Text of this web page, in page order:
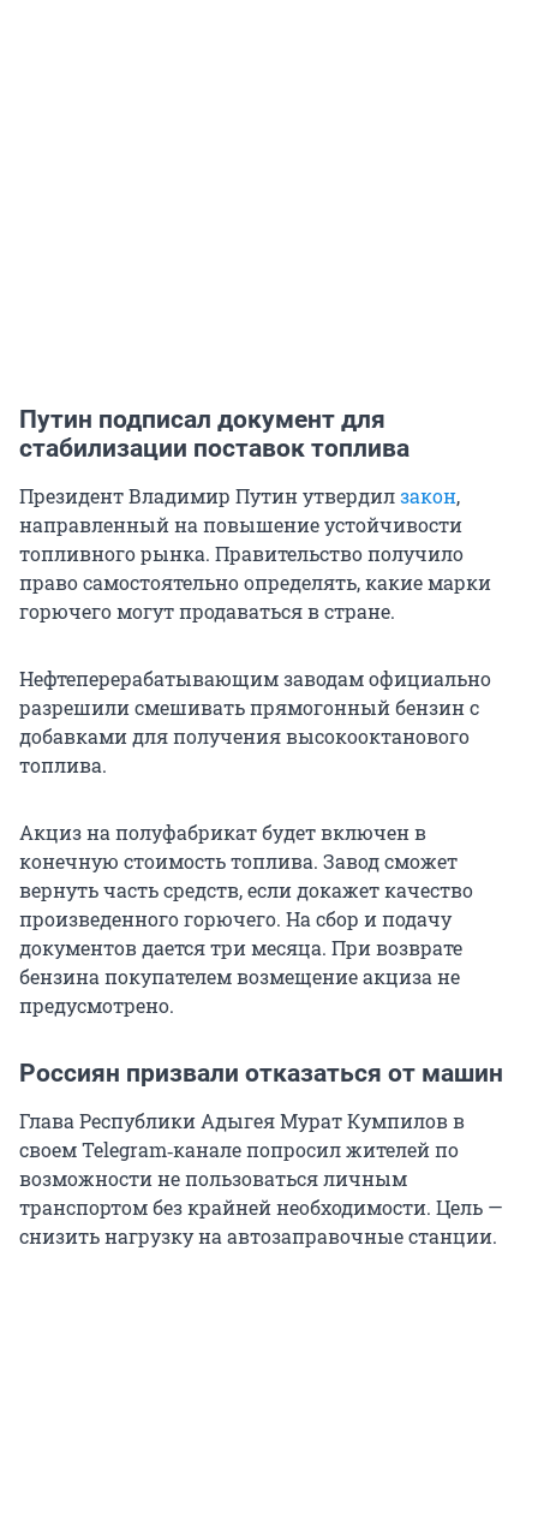
Путин подписал документ для
стабилизации поставок топлива
Президент Владимир Путин утвердилзакон,
направленный на повышение устойчивости
топливного рынка. Правительство получило
право самостоятельно определять, какие марки
горючего могут продаваться в стране.
Нефтеперерабатывающим заводам официально
разрешили смешивать прямогонный бензин с
добавками для получения высокооктанового
топлива.
Акциз на полуфабрикат будет включен в
конечную стоимость топлива. Завод сможет
вернуть часть средств, если докажет качество
произведенного горючего. На сбор и подачу
документов дается три месяца. При возврате
бензина покупателем возмещение акциза не
предусмотрено.
Россиян призвали отказаться от машин
Глава Республики Адыгея Мурат Кумпилов в
своем Telegram‑канале попросил жителей по
возможности не пользоваться личным
транспортом без крайней необходимости. Цель —
снизить нагрузку на автозаправочные станции.